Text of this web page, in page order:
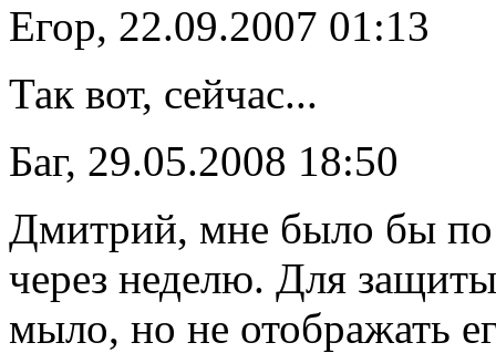
Егор, 22.09.2007 01:13
Так вот, сейчас...
Баг, 29.05.2008 18:50
Дмитрий, мне было бы по
через неделю. Для
мыло, но не отображать